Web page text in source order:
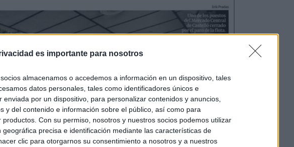
es importante para nosotros
almacenamos o accedemos a información en un dispositivo, tales
datos personales, tales como identificadores únicos e
enviada por un dispositivo, para personalizar contenidos y anuncios,
y del contenido e información sobre el público, así como para
Con su permiso, nosotros y nuestros socios podemos utilizar
geográfica precisa e identificación mediante las características de
clic para otorgarnos su consentimiento a nosotros y a nuestros